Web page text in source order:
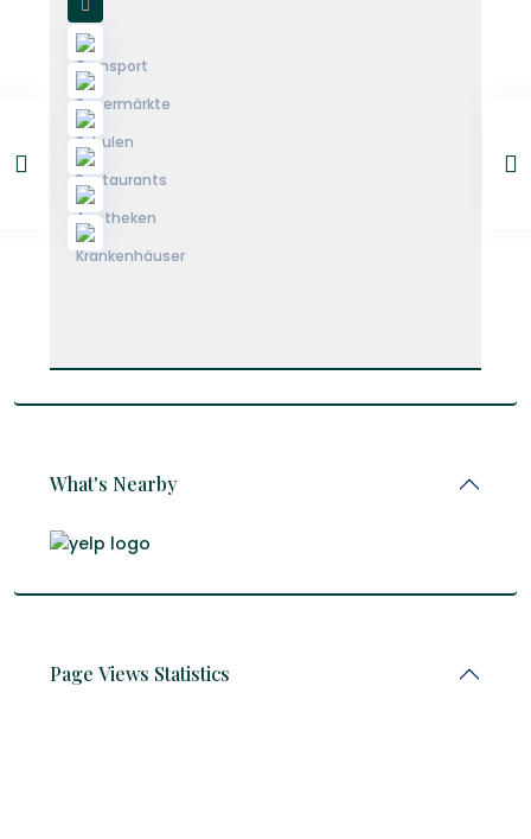
What's Nearby
Page Views Statistics